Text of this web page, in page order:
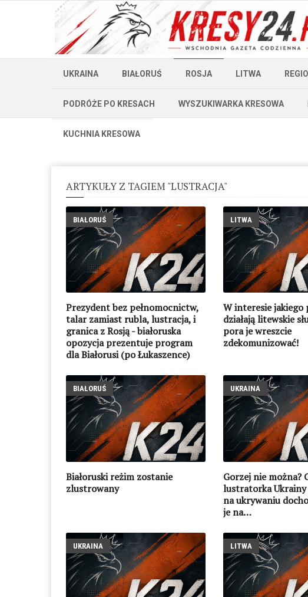
UKRAINA BIAŁORUŚ ROSJA LITWA
PODRÓŻE PO KRESACH WYSZUKIWARKA KRESOWA
KUCHNIA KRESOWA
ARTYKUŁY Z TAGIEM "LUSTRACJA"
BIAŁORUŚ
Prezydent bez pełnomocnictw,
talar zamiast rubla, lustracja, i
granica z Rosją - białoruska
opozycja prezentuje program
dla Białorusi (po Łukaszence)
LITWA
W interesie jakiego
działają litewskie
pora je wreszcie
zdekomunizować!
BIAŁORUŚ
Białoruski reżim zostanie
zlustrowany
UKRAINA
Gorzej nie można?
lustratorka Ukrainy
na ukrywaniu
je na…
UKRAINA LITWA